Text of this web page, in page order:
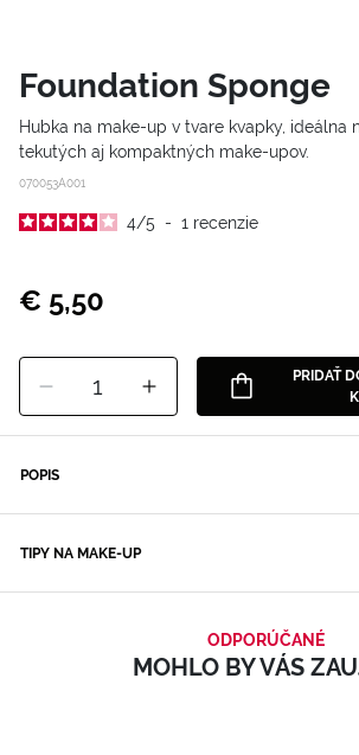
Foundation Sponge
Hubka na make-up v tvare kvapky, ideálna
tekutých aj kompaktných make-upov.
070053A001
4/5 - 1 recenzie
€ 5,50
1
PRIDAŤ
POPIS
TIPY NA MAKE-UP
ODPORÚČANÉ
MOHLO BY VÁS